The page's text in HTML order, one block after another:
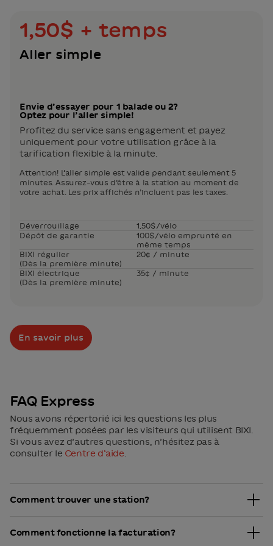
1,50$ + temps
Aller simple
Envie d’essayer pour 1 balade ou 2?
Optez pour l’aller simple!
Profitez du service sans engagement et payez
uniquement pour votre utilisation grâce à la
tarification flexible à la minute.
Attention! L’aller simple est valide pendant seulement 5
minutes. Assurez-vous d’être à la station au moment de
votre achat. Les prix affichés n’incluent pas les taxes.
Déverrouillage
1,50$/vélo
Dépôt de garantie
100$/vélo emprunté en
même temps
BIXI régulier
(Dès la première minute)
20¢ / minute
BIXI électrique
(Dès la première minute)
35¢ / minute
En savoir plus
FAQ Express
Nous avons répertorié ici les questions les plus
fréquemment posées par les visiteurs qui utilisent BIXI.
Si vous avez d’autres questions, n’hésitez pas à
consulter le Centre d’aide
Comment trouver une station?
weboucelle de l’application BIXIpour repérer les
Comment fonctionne la facturation?